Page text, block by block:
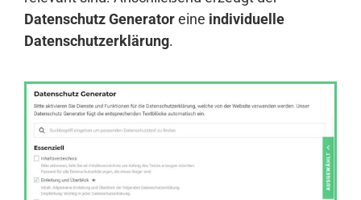
Datenschutz Generatoreine individuelle
Datenschutzerklärung.